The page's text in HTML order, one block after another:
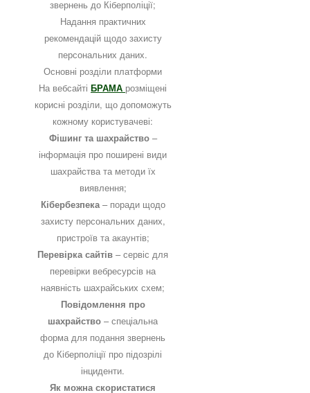
звернень до Кіберполіції;
Надання практичних
рекомендацій щодо захисту
персональних даних.
Основні розділи платформи
На вебсайті БРАМА розміщені
корисні розділи, що допоможуть
кожному користувачеві:
Фішинг та шахрайство–
інформація про поширені види
шахрайства та методи їх
виявлення;
Кібербезпека– поради щодо
захисту персональних даних,
пристроїв та акаунтів;
Перевірка сайтів – сервіс для
перевірки вебресурсів на
наявність шахрайських схем;
Повідомлення про
шахрайство – спеціальна
форма для подання звернень
до Кіберполіції про підозрілі
інциденти.
Як можна скористатися